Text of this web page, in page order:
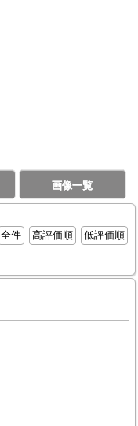
画像一覧
全件 高評価順
低評価順